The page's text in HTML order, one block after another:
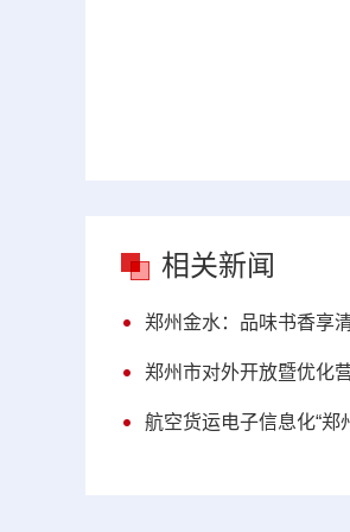
相关新闻
郑州金水：品味书香享
郑州市对外开放暨优化
航空货运电子信息化“郑